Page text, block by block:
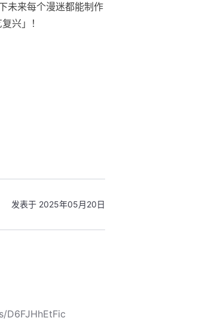
未来每个漫迷都能制作
兴」！
发表于 2025年05月20日
D6FJHhEtFic